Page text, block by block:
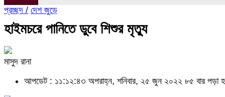
প্রচ্ছদ / দেশ জুড়ে
হাইমচরে পানিতে ডুবে শিশুর মৃত্যু
মাসুদ রানা
আপডেট : ১১:১২:৪৩ অপরাহ্ন, শনিবার, ২৫ জুন ২০২২ ৮৫ বার পড়া